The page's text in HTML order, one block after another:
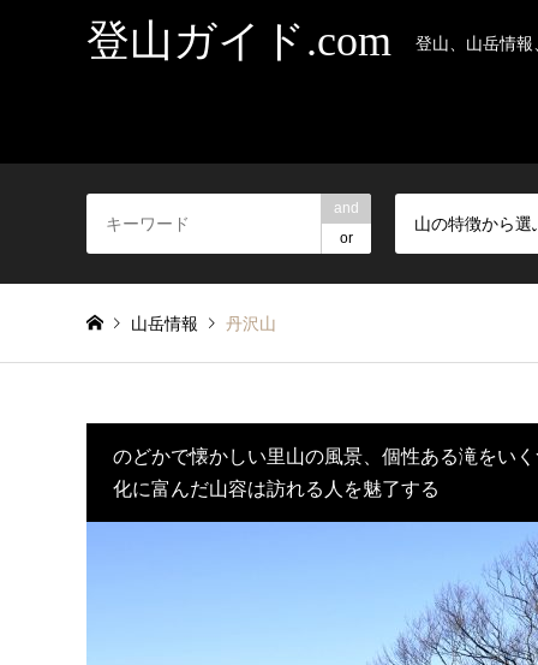
登山ガイド.com 登山、山岳情
and
or
山の特徴から選
山岳情報 丹沢山
のどかで懐かしい里山の風景、個性ある滝をい
化に富んだ山容は訪れる人を魅了する